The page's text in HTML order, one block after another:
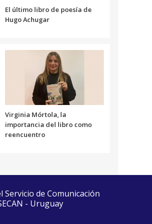
El último libro de poesía de
Hugo Achugar
Virginia Mórtola, la
importancia del libro como
reencuentro
de Comunicación
- Uruguay